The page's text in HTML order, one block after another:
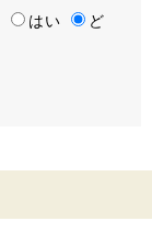
はい
ど